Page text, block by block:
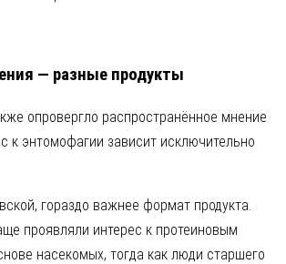
— разные продукты
опровергло распространённое мнение
к энтомофагии зависит исключительно
гораздо важнее формат продукта.
проявляли интерес к протеиновым
насекомых, тогда как люди старшего